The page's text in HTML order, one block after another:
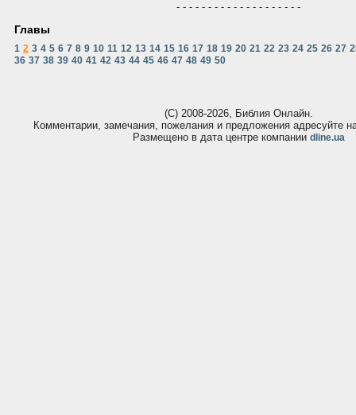
- - - - - - - - - - - - - - - - - - - -
Главы
1 2 3 4 5 6 7 8 9 10 11 12 13 14 15 16 17 18 19 20 21 22 23 24 25 26 27
36 37 38 39 40 41 42 43 44 45 46 47 48 49 50
(С) 2008-2026, Библия Онлайн.
Комментарии, замечания, пожелания и предложения адресуйте
Размещено в дата центре компании dline.ua